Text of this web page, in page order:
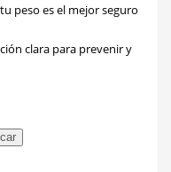
peso es el mejor seguro
clara para prevenir y